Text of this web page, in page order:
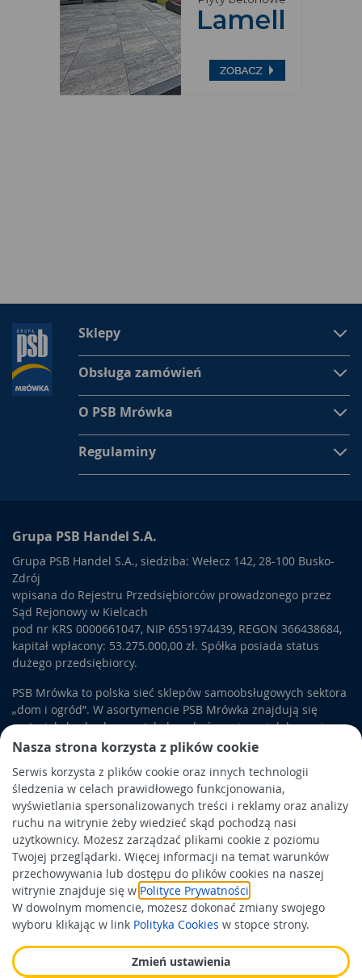
Nasza strona korzysta z plików cookie
Serwis korzysta z plików cookie oraz innych technologii
śledzenia w celach prawidłowego funkcjonowania,
wyświetlania spersonalizowanych treści i reklamy oraz analizy
ruchu na witrynie żeby wiedzieć skąd pochodzą nasi
użytkownicy. Możesz zarządzać plikami cookie z poziomu
Twojej przeglądarki. Więcej informacji na temat warunków
przechowywania lub dostępu do plików cookies na naszej
witrynie znajduje się w Polityce Prywatności
W dowolnym momencie, możesz dokonać zmiany swojego
wyboru klikając w link Polityka Cookies w stopce strony.
Zmień ustawienia
Sklepy
Obsługa zamówień
O PSB Mrówka
Regulaminy
Grupa PSB Handel S.A.
Grupa PSB Handel S.A., siedziba: Wełecz 142, 28-100 Busko-
Zdrój
wpisana do Rejestru Przedsiębiorców prowadzonego przez
Sąd Rejonowy w Kielcach
pod nr KRS 0000661047, NIP 6551974439, REGON 366438684,
kapitał wpłacony: 53.275.000,00 zł. Spółka posiada status
dużego przedsiębiorcy.
PSB Mrówka to polska sieć sklepów samoobsługowych sektora
„dom i ogród”. W asortymencie PSB Mrówka znajdują się
materiały budowlane, artykuły wykończeniowe i dekoracyjne,
wyposażenie łazienek i kuchni, elektronarzędzia, a także
artykuły związane z ogrodem i otoczeniem domu.
Obowiązek informacyjny
Polityka prywatności
Polityka Cookies
Odbiór zużytego sprzętu
Wspierają nas: